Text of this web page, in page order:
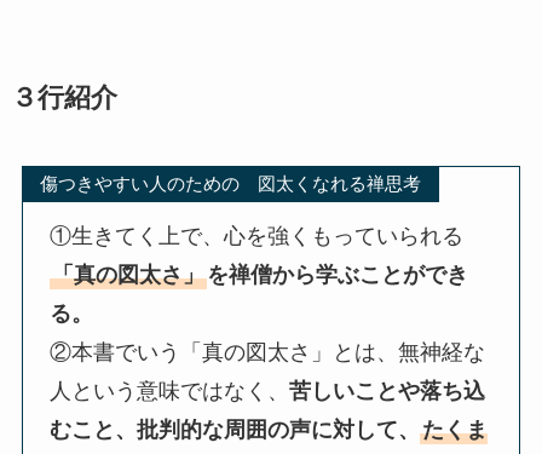
３行紹介
傷つきやすい人のための 図太くなれる禅思考
①生きてく上で、心を強くもっていられる
「真の図太さ」を禅僧から学ぶことができ
る。
②本書でいう「真の図太さ」とは、無神経な
人という意味ではなく、苦しいことや落ち込
むこと、批判的な周囲の声に対して、たくま